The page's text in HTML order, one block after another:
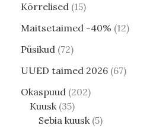
Kõrrelised 15
Maitsetaimed -40% 12
Püsikud 72
UUED taimed 2026 67
Okaspuud 202
Kuusk 35
Sebia kuusk 5